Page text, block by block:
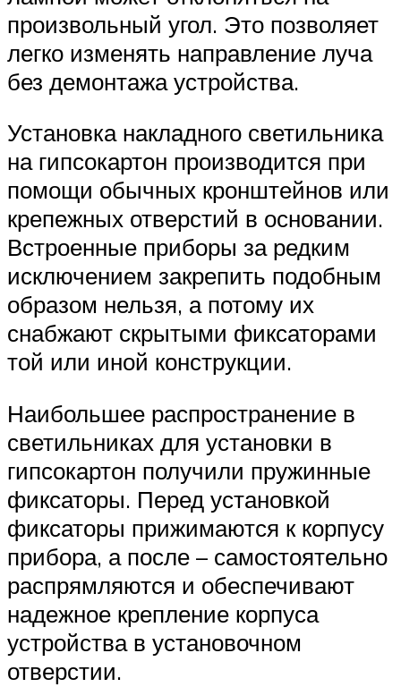
произвольный угол. Это позволяет
легко изменять направление луча
без демонтажа устройства.
Установка накладного светильника
на гипсокартон производится при
помощи обычных кронштейнов или
крепежных отверстий в основании.
Встроенные приборы за редким
исключением закрепить подобным
образом нельзя, а потому их
снабжают скрытыми фиксаторами
той или иной конструкции.
Наибольшее распространение в
светильниках для установки в
гипсокартон получили пружинные
фиксаторы. Перед установкой
фиксаторы прижимаются к корпусу
прибора, а после – самостоятельно
распрямляются и обеспечивают
надежное крепление корпуса
устройства в установочном
отверстии.